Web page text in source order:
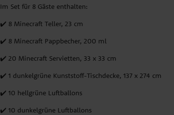
Im Set für 8 Gäste enthalten:
✔️ 8 Minecraft Teller, 23 cm
✔️ 8 Minecraft Pappbecher, 200 ml
✔️ 20 Minecraft Servietten, 33 x 33 cm
✔️ 1 dunkelgrüne Kunststoff-Tischdecke, 137 x 274 cm
✔️ 10 hellgrüne Luftballons
✔️ 10 dunkelgrüne Luftballons